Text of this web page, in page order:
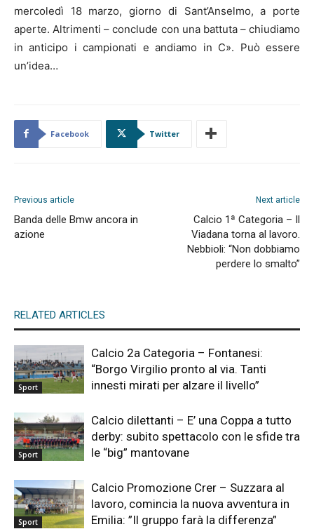
mercoledì 18 marzo, giorno di Sant’Anselmo, a porte
aperte. Altrimenti – conclude con una battuta – chiudiamo
in anticipo i campionati e andiamo in C». Può essere
un’idea…
Facebook Twitter
Previous article
Banda delle Bmw ancora in
azione
Next article
Calcio 1ª Categoria – Il
Viadana torna al lavoro.
Nebbioli: “Non dobbiamo
perdere lo smalto”
RELATED ARTICLES
Sport
Calcio 2a Categoria – Fontanesi:
“Borgo Virgilio pronto al via. Tanti
innesti mirati per alzare il livello”
Sport
Calcio dilettanti – E’ una Coppa a tutto
derby: subito spettacolo con le sfide tra
le “big” mantovane
Sport
Calcio Promozione Crer – Suzzara al
lavoro, comincia la nuova avventura in
Emilia: ”Il gruppo farà la differenza”